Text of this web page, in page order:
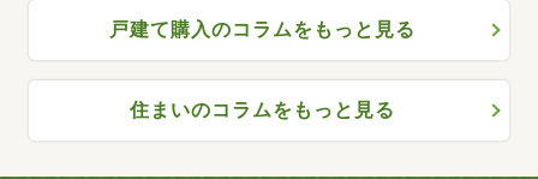
戸建て購入のコラムをもっと見る
住まいのコラムをもっと見る